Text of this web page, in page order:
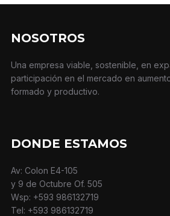
NOSOTROS
Una empresa viable, sostenible, en
participación en el mercado en
formado y productivo.
DONDE ESTAMOS
Av: Colon E4-105
y 9 de Octubre Of. 505
Wsp: +593 986132719
Tel: +593 986132719